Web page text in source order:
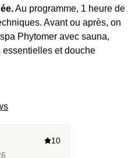
Au programme, 1 heure de
Avant ou après, on
Phytomer avec sauna,
essentielles et douche
10